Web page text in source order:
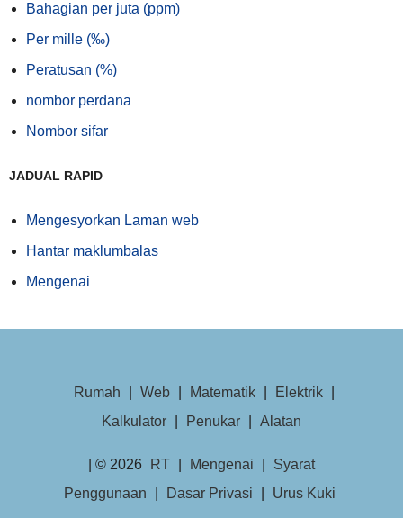
Bahagian per juta (ppm)
Per mille (‰)
Peratusan (%)
nombor perdana
Nombor sifar
JADUAL RAPID
Mengesyorkan Laman web
Hantar maklumbalas
Mengenai
Rumah Web Matematik Elektrik
Kalkulator
Penukar Alatan
| © 2026 RT Mengenai
Syarat
Penggunaan
Dasar Privasi Urus Kuki